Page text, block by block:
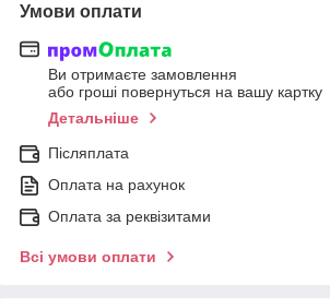
Умови оплати
Ви отримаєте замовлення
або гроші повернуться на вашу картку
Детальніше
Післяплата
Оплата на рахунок
Оплата за реквізитами
Всі умови оплати